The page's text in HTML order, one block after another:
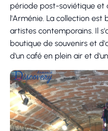
période post-soviétique et
l'Arménie. La collection est
artistes contemporains. Il
boutique de souvenirs et
d'un café en plein air et